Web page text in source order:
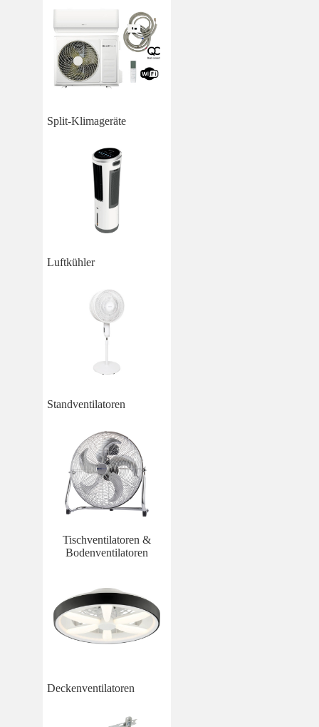
Split-Klimageräte
Luftkühler
Standventilatoren
Tischventilatoren &
Bodenventilatoren
Deckenventilatoren